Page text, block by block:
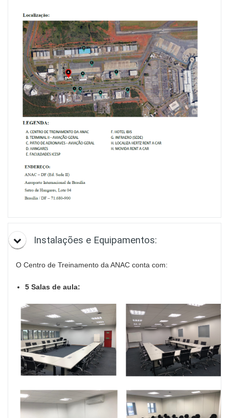
Instalações e Equipamentos:
O Centro de Treinamento da ANAC conta com:
5 Salas de aula: